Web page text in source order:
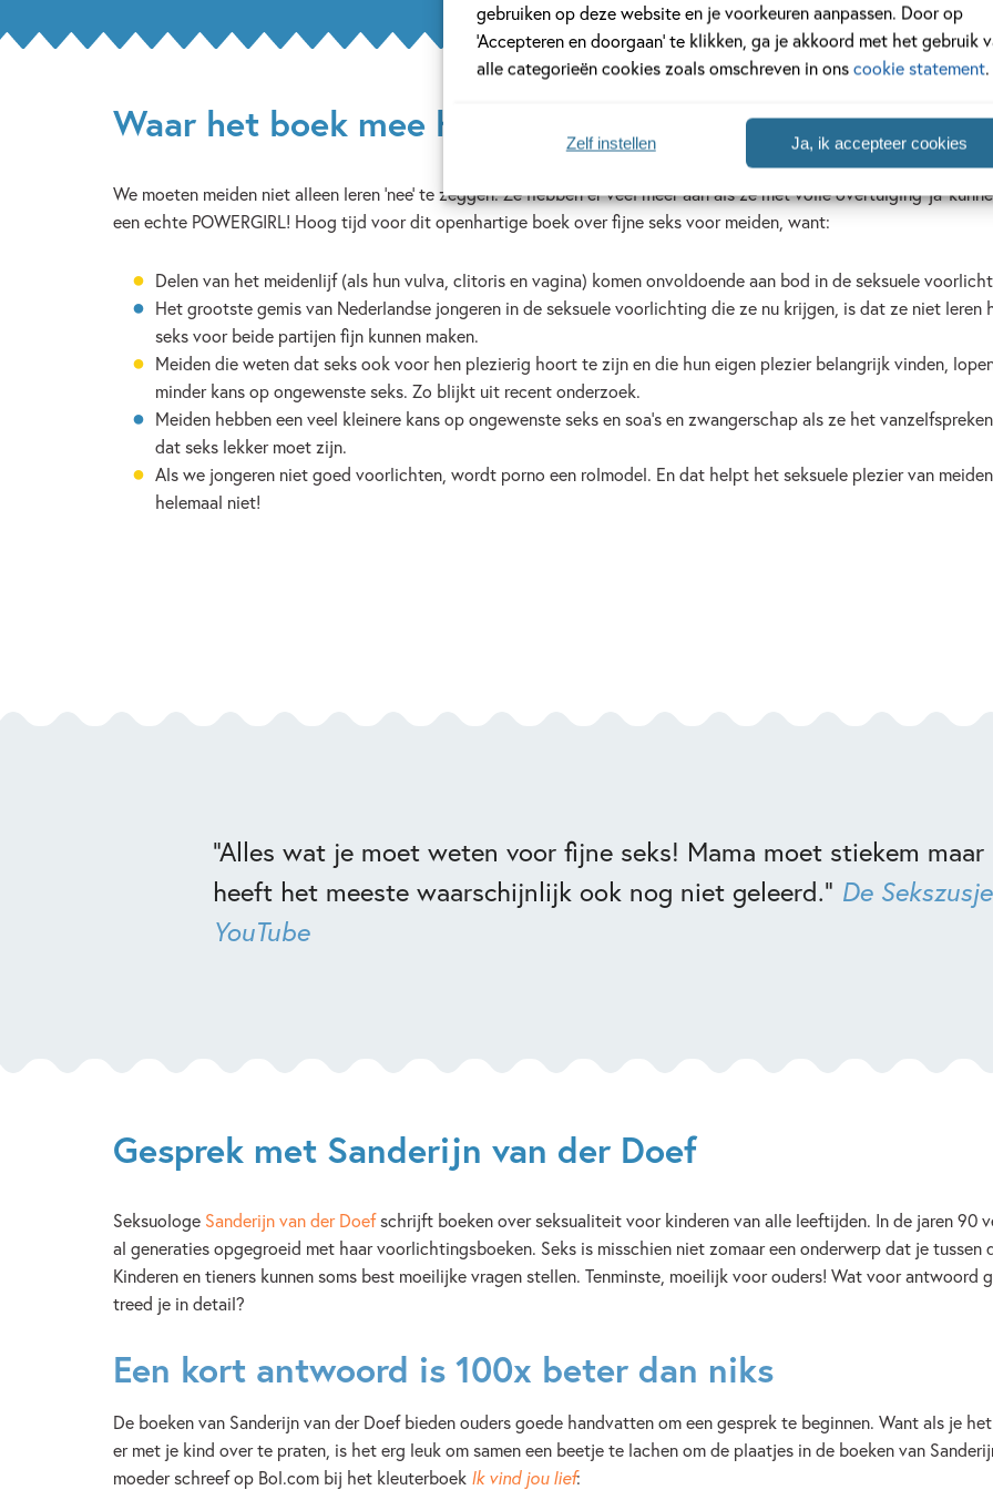
gebruiken op deze website en je voorkeuren aanpassen. Door op
‘Accepteren en doorgaan’ te klikken, ga je akkoord met het gebruik
alle categorieën cookies zoals omschreven in onscookie statement.
Ja, ik accepteer cookies
Zelf instellen
Waar het boek mee helpt
We moeten meiden niet alleen leren ‘nee’ te zeggen. Ze hebben er veel meer aan als ze met volle overtuiging ‘ja’
een echte POWERGIRL! Hoog tijd voor dit openhartige boek over fijne seks voor meiden, want:
Delen van het meidenlijf (als hun vulva, clitoris en vagina) komen onvoldoende aan bod in de seksuele
Het grootste gemis van Nederlandse jongeren in de seksuele voorlichting die ze nu krijgen, is dat ze niet leren
seks voor beide partijen fijn kunnen maken.
Meiden die weten dat seks ook voor hen plezierig hoort te zijn en die hun eigen plezier belangrijk vinden,
minder kans op ongewenste seks. Zo blijkt uit recent onderzoek.
Meiden hebben een veel kleinere kans op ongewenste seks en soa’s en zwangerschap als ze het
dat seks lekker moet zijn.
Als we jongeren niet goed voorlichten, wordt porno een rolmodel. En dat helpt het seksuele plezier van
helemaal niet!
“Alles wat je moet weten voor fijne seks! Mama moet stiekem
heeft het meeste waarschijnlijk ook nog niet geleerd.” De
YouTube
Gesprek met Sanderijn van der Doef
Seksuologe Sanderijn van der Doefschrijft boeken over seksualiteit voor kinderen van alle leeftijden. In de jaren 90
al generaties opgegroeid met haar voorlichtingsboeken. Seks is misschien niet zomaar een onderwerp dat je
Kinderen en tieners kunnen soms best moeilijke vragen stellen. Tenminste, moeilijk voor ouders! Wat voor antwoord
treed je in detail?
Een kort antwoord is 100x beter dan niks
De boeken van Sanderijn van der Doef bieden ouders goede handvatten om een gesprek te beginnen. Want als je
er met je kind over te praten, is het erg leuk om samen een beetje te lachen om de plaatjes in de boeken van
moeder schreef op Bol.com bij het kleuterboek Ik vind jou lief: